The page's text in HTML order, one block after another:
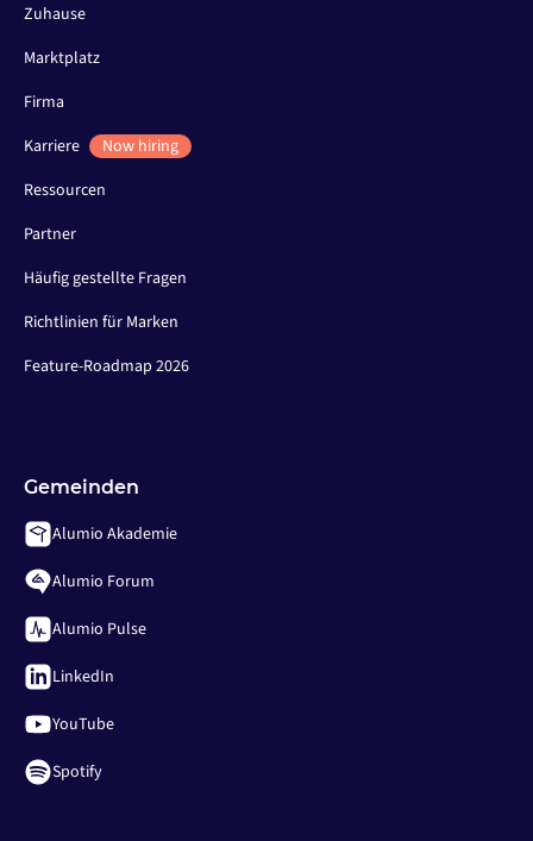
Zuhause
Marktplatz
Firma
Karriere
Now hiring
Ressourcen
Partner
Häufig gestellte Fragen
Richtlinien für Marken
Feature-Roadmap 2026
Gemeinden
Alumio Akademie
Alumio Forum
Alumio Pulse
LinkedIn
YouTube
Spotify